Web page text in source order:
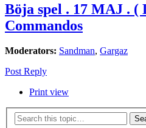
Böja spel . 17 MAJ . (
Commandos
Moderators: Sandman, Gargaz
Post Reply
Print view